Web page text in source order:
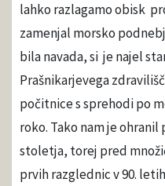
lahko razlagamo obisk
zamenjal morsko
bila navada, si je najel
Prašnikarjevega
počitnice s sprehodi po
roko. Tako nam je ohranil
stoletja, torej pred
prvih razglednic v 90.